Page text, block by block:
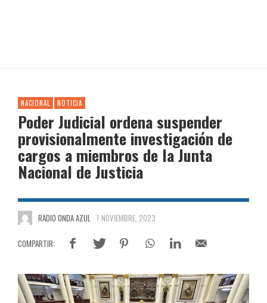
NACIONAL NOTICIA
Poder Judicial ordena suspender
provisionalmente investigación de
cargos a miembros de la Junta
Nacional de Justicia
RADIO ONDA AZUL 7 NOVIEMBRE, 2023